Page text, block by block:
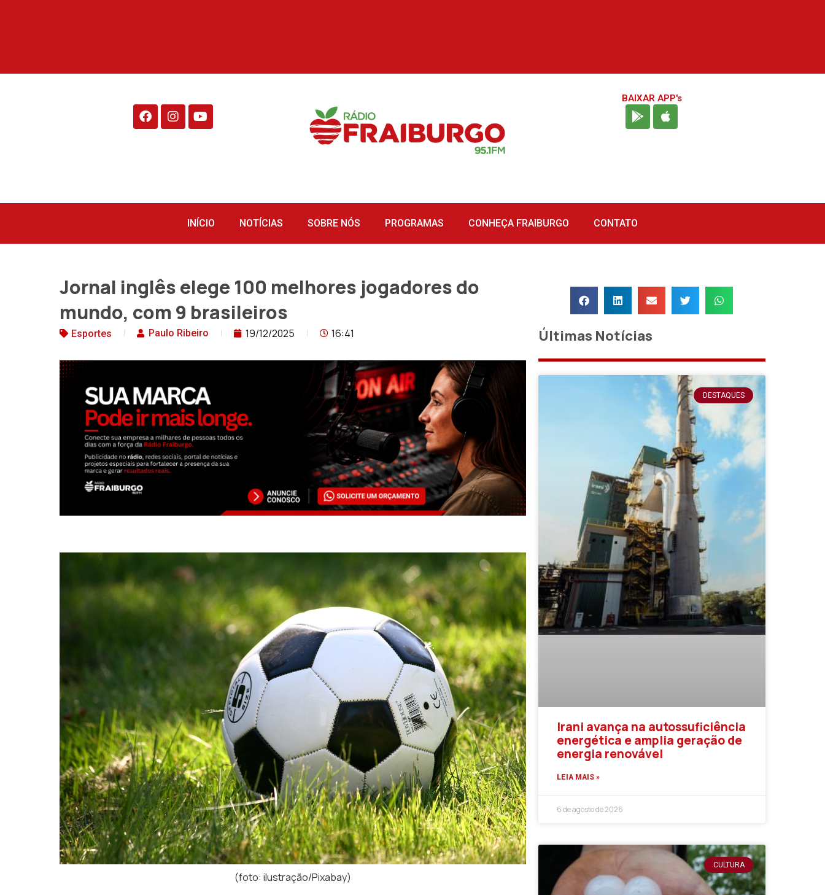
BAIXAR APP's
INÍCIO NOTÍCIAS SOBRE NÓS PROGRAMAS CONHEÇA FRAIBURGO CONTATO
Jornal inglês elege 100 melhores jogadores do
mundo, com 9 brasileiros
Esportes Paulo Ribeiro 19/12/2025 16:41
(foto: ilustração/Pixabay)
Últimas Notícias
DESTAQUES
Irani avança na autossuficiência
energética e amplia geração de
energia renovável
LEIA MAIS »
6 de agosto de 2026
CULTURA